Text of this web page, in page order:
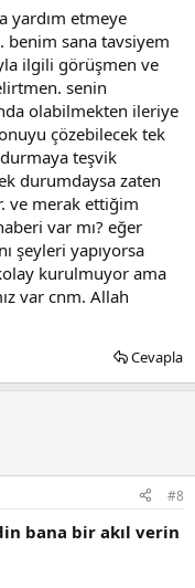
yardım etmeye
benim sana tavsiyem
ilgili görüşmen ve
senin
olabilmekten ileriye
çözebilecek tek
durmaya teşvik
durumdaysa zaten
ve merak ettiğim
var mı? eğer
şeyleri yapıyorsa
kurulmuyor ama
var cnm. Allah
Cevapla
#8
bana bir akıl verin